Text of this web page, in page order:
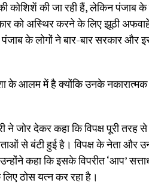
कोशिशें की जा रही हैं, लेकिन पंजाब
को अस्थिर करने के लिए झूठी
के लोगों ने बार-बार सरकार और
के आलम में है क्योंकि उनके
ने जोर देकर कहा कि विपक्ष पूरी
से बंटी हुई है। विपक्ष के नेता और
कहा कि इसके विपरीत ‘आप’
ठोस यत्न कर रहा है।